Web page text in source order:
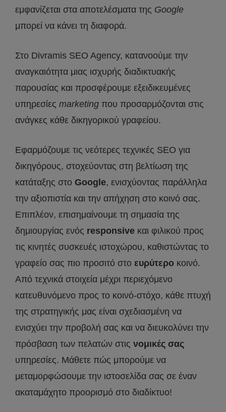
εμφανίζεται στα αποτελέσματα της Google
μπορεί να κάνει τη διαφορά.
Στο Divramis SEO Agency, κατανοούμε την
αναγκαιότητα μιας ισχυρής διαδικτυακής
παρουσίας και προσφέρουμε εξειδικευμένες
υπηρεσίες marketing που προσαρμόζονται στις
ανάγκες κάθε δικηγορικού γραφείου.
Εφαρμόζουμε τις νεότερες τεχνικές SEO για
δικηγόρους, στοχεύοντας στη βελτίωση της
κατάταξης στο Google, ενισχύοντας παράλληλα
την αξιοπιστία και την απήχηση στο κοινό σας.
Επιπλέον, επισημαίνουμε τη σημασία της
δημιουργίας ενός responsive και φιλικού προς
τις κινητές συσκευές ιστοχώρου, καθιστώντας το
γραφείο σας πιο προσιτό στο ευρύτερο κοινό.
Από τεχνικά στοιχεία μέχρι περιεχόμενο
κατευθυνόμενο προς το κοινό-στόχο, κάθε πτυχή
της στρατηγικής μας είναι σχεδιασμένη να
ενισχύει την προβολή σας και να διευκολύνει την
πρόσβαση των πελατών στις νομικές σας
υπηρεσίες. Μάθετε πώς μπορούμε να
μεταμορφώσουμε την ιστοσελίδα σας σε έναν
ακαταμάχητο προορισμό στο διαδίκτυο!